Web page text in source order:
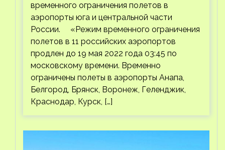
временного ограничения полетов в
аэропорты юга и центральной части
России. «Режим временного ограничения
полетов в 11 российских аэропортов
продлен до 19 мая 2022 года 03:45 по
московскому времени. Временно
ограничены полеты в аэропорты Анапа,
Белгород, Брянск, Воронеж, Геленджик,
Краснодар, Курск, […]